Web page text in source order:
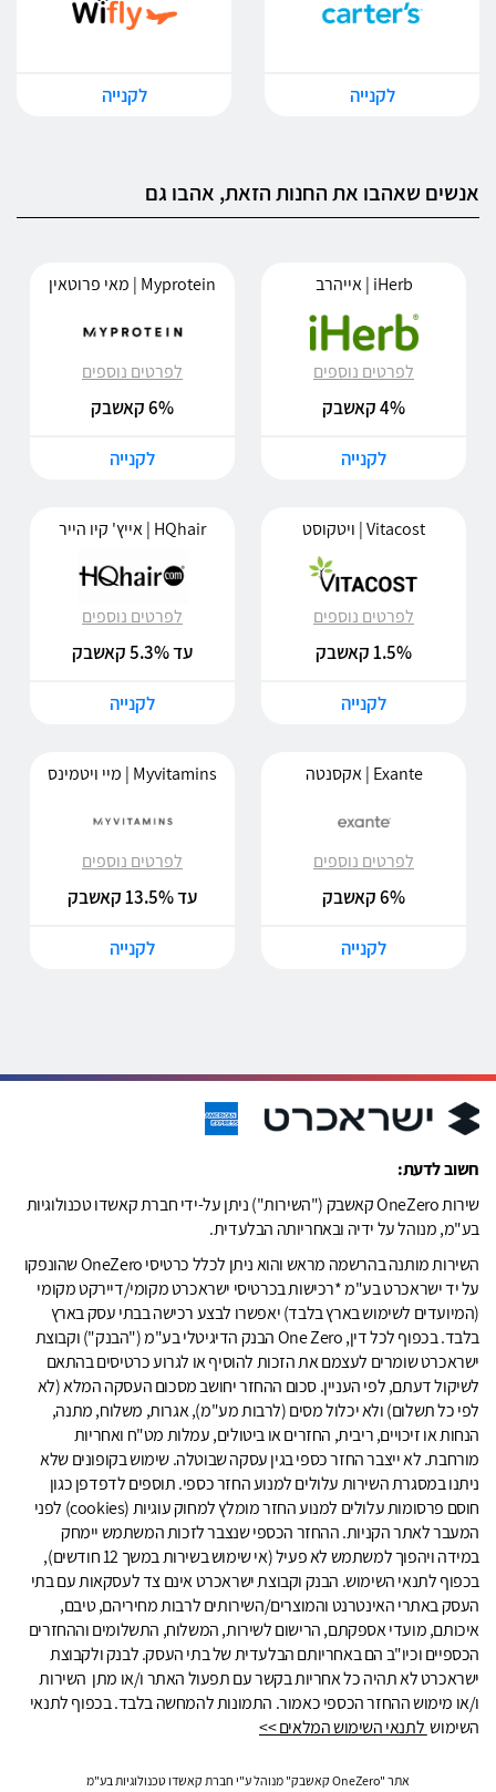
לקנייה לקנייה
אנשים שאהבו את החנות הזאת, אהבו גם
iHerb | אייהרב
לפרטים נוספים
4% קאשבק
לקנייה
Myprotein | מאי פרוטאין
לפרטים נוספים
6% קאשבק
לקנייה
Vitacost | ויטקוסט
לפרטים נוספים
1.5% קאשבק
לקנייה
HQhair | אייץ' קיו הייר
לפרטים נוספים
עד 5.3% קאשבק
לקנייה
Exante | אקסנטה
לפרטים נוספים
6% קאשבק
לקנייה
Myvitamins | מיי ויטמינס
לפרטים נוספים
עד 13.5% קאשבק
לקנייה
חשוב לדעת:
שירות OneZero קאשבק ("השירות") ניתן על-ידי חברת קאשדו טכנולוגיות
בע"מ, מנוהל על ידיה ובאחריותה הבלעדית.
השירות מותנה בהרשמה מראש והוא ניתן לכלל כרטיסי OneZero שהונפקו
על יד ישראכרט בע"מ *רכישות בכרטיסי ישראכרט מקומי/דיירקט מקומי
(המיועדים לשימוש בארץ בלבד) יאפשרו לבצע רכישה בבתי עסק בארץ
בלבד. בכפוף לכל דין, One Zero הבנק הדיגיטלי בע"מ ("הבנק") וקבוצת
ישראכרט שומרים לעצמם את הזכות להוסיף או לגרוע כרטיסים בהתאם
לשיקול דעתם, לפי העניין. סכום ההחזר יחושב מסכום העסקה המלא (לא
לפי כל תשלום) ולא יכלול מסים (לרבות מע"מ), אגרות, משלוח, מתנה,
הנחות או זיכויים, ריבית, החזרים או ביטולים, עמלות מט"ח ואחריות
מורחבת. לא ייצבר החזר כספי בגין עסקה שבוטלה. שימוש בקופונים שלא
ניתנו במסגרת השירות עלולים למנוע החזר כספי. תוספים לדפדפן כגון
חוסם פרסומות עלולים למנוע החזר מומלץ למחוק עוגיות (cookies) לפני
המעבר לאתר הקניות. ההחזר הכספי שנצבר לזכות המשתמש יימחק
במידה ויהפוך למשתמש לא פעיל (אי שימוש בשירות במשך 12 חודשים),
בכפוף לתנאי השימוש. הבנק וקבוצת ישראכרט אינם צד לעסקאות עם בתי
העסק באתרי האינטרנט והמוצרים/השירותים לרבות מחיריהם, טיבם,
איכותם, מועדי אספקתם, הרישום לשירות, המשלוח, התשלומים וההחזרים
הכספיים וכיו"ב הם באחריותם הבלעדית של בתי העסק. לבנק ולקבוצת
ישראכרט לא תהיה כל אחריות בקשר עם תפעול האתר ו/או מתן השירות
ו/או מימוש ההחזר הכספי כאמור. התמונות להמחשה בלבד. בכפוף לתנאי
השימוש לתנאי השימוש המלאים >>
אתר "OneZero קאשבק" מנוהל ע"י חברת קאשדו טכנולוגיות בע"מ